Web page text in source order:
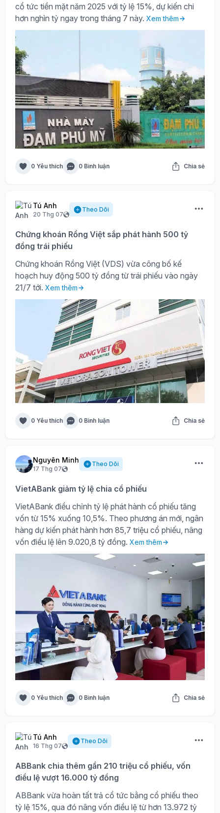
cổ tức tiền mặt năm 2025 với tỷ lệ 15%, dự kiến chi
hơn nghìn tỷ ngay trong tháng 7 này. Xem thêm
0 Yêu thích 0 Bình luận Chia sẻ
Tú Anh
20 Thg 07
Theo Dõi
Chứng khoán Rồng Việt sắp phát hành 500 tỷ
đồng trái phiếu
Chứng khoán Rồng Việt (VDS) vừa công bố kế
hoạch huy động 500 tỷ đồng từ trái phiếu vào ngày
21/7 tới. Xem thêm
0 Yêu thích 0 Bình luận Chia sẻ
Nguyên Minh
17 Thg 07
Theo Dõi
VietABank giảm tỷ lệ chia cổ phiếu
VietABank điều chỉnh tỷ lệ phát hành cổ phiếu tăng
vốn từ 15% xuống 10,5%. Theo phương án mới, ngân
hàng dự kiến phát hành hơn 85,7 triệu cổ phiếu, nâng
vốn điều lệ lên 9.020,8 tỷ đồng. Xem thêm
0 Yêu thích 0 Bình luận Chia sẻ
Tú Anh
16 Thg 07
Theo Dõi
ABBank chia thêm gần 210 triệu cổ phiếu, vốn
điều lệ vượt 16.000 tỷ đồng
ABBank vừa hoàn tất trả cổ tức bằng cổ phiếu theo
tỷ lệ 15%, qua đó nâng vốn điều lệ từ hơn 13.972 tỷ